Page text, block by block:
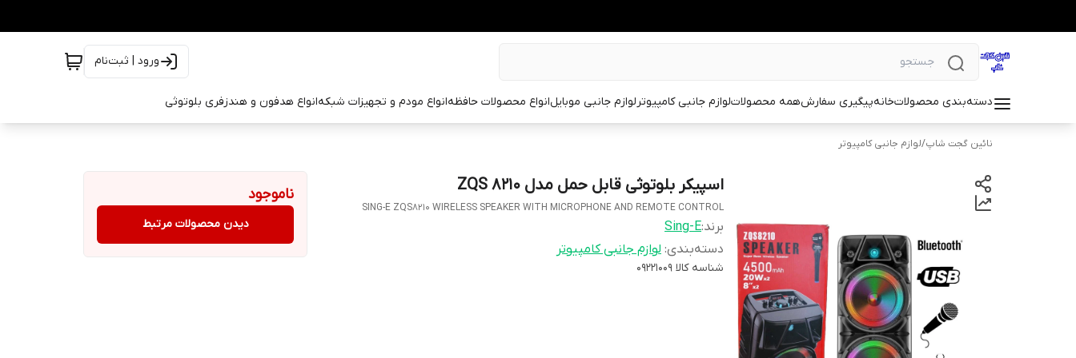
ورود | ثبت‌نام
دسته‌بندی محصولاتخانهپیگیری سفارشهمه محصولاتلوازم جانبی کامپیوترلوازم جانبی موبایلانواع محصولات حافظهانواع مودم و تجهیزات شبکهانواع هدفون و هندزفری بلوتوثی
نائین گجت شاپ/لوازم جانبی کامپیوتر
اسپیکر بلوتوثی قابل حمل مدل ZQS 8210
SING-E ZQS8210 WIRELESS SPEAKER WITH MICROPHONE AND REMOTE CONTROL
برند:Sing-E
دسته‌بندی: لوازم جانبی کامپیوتر
شناسه کالا 09221009
ناموجود
دیدن محصولات مرتبط